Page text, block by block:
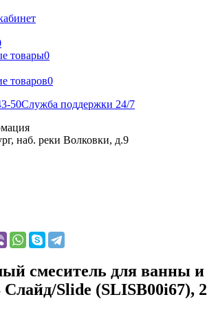
товары0
товаров0
50Служба поддержки 24/7
наб. реки Волковки, д.9
смеситель для ванны и
Slide (SLISB00i67), 2